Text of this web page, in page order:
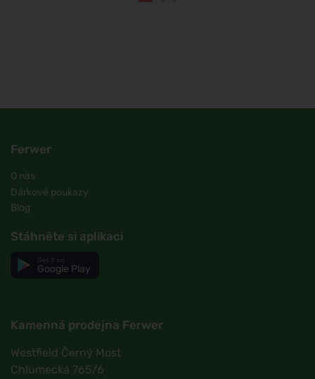
Ferwer
O nás
Dárkové poukazy
Blog
Stáhněte si aplikaci
Google Play
Kamenná prodejna Ferwer
Westfield Černý Most
Chlumecká 765/6